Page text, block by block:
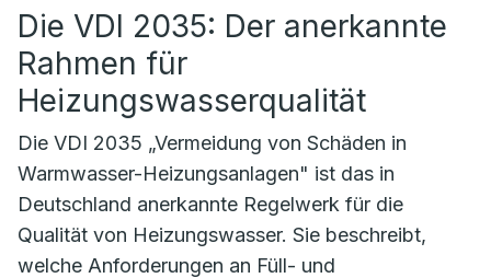
Die VDI 2035: Der anerkannte
Rahmen für
Heizungswasserqualität
Die VDI 2035 „Vermeidung von Schäden in
Warmwasser-Heizungsanlagen" ist das in
Deutschland anerkannte Regelwerk für die
Qualität von Heizungswasser. Sie beschreibt,
welche Anforderungen an Füll- und